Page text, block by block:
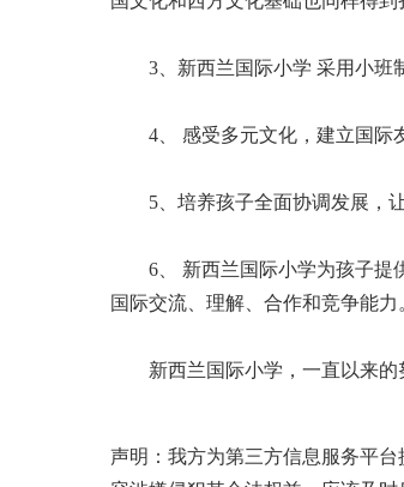
3、新西兰国际小学 采用小班制
4、 感受多元文化，建立国际友
5、培养孩子全面协调发展，让
6、 新西兰国际小学为孩子提供
国际交流、理解、合作和竞争能力
新西兰国际小学，一直以来的努
声明：我方为第三方信息服务平